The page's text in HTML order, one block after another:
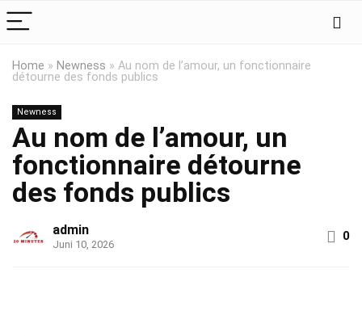
Home » Newness » Au nom de l’amour, un fonctionnaire
détourne des fonds publics
Newness
Au nom de l’amour, un
fonctionnaire détourne
des fonds publics
admin
Juni 10, 2026
0